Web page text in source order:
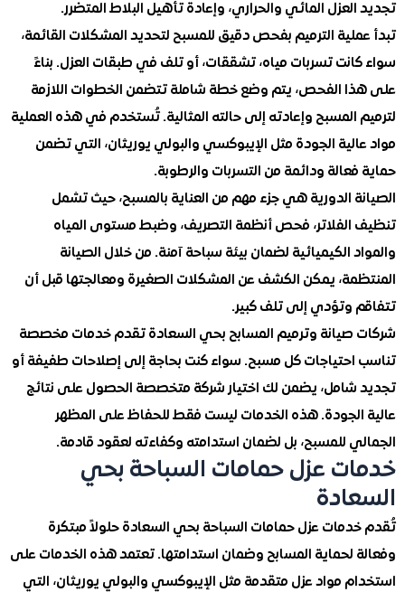
المائي والحراري، وإعادة تأهيل البلاط المتضرر.
الترميم بفحص دقيق للمسبح لتحديد المشكلات القائمة،
تسربات مياه، تشققات، أو تلف في طبقات العزل. بناءً
الفحص، يتم وضع خطة شاملة تتضمن الخطوات اللازمة
المسبح وإعادته إلى حالته المثالية. تُستخدم في هذه العملية
الجودة مثل الإيبوكسي والبولي يوريثان، التي تضمن
ودائمة من التسربات والرطوبة.
الدورية هي جزء مهم من العناية بالمسبح، حيث تشمل
فحص أنظمة التصريف، وضبط مستوى المياه
الكيميائية لضمان بيئة سباحة آمنة. من خلال الصيانة
يمكن الكشف عن المشكلات الصغيرة ومعالجتها قبل أن
وتؤدي إلى تلف كبير.
صيانة وترميم المسابح بحي السعادة تقدم خدمات مخصصة
كل مسبح. سواء كنت بحاجة إلى إصلاحات طفيفة أو
يضمن لك اختيار شركة متخصصة الحصول على نتائج
هذه الخدمات ليست فقط للحفاظ على المظهر
للمسبح، بل لضمان استدامته وكفاءته لعقود قادمة.
عزل حمامات السباحة بحي
عزل حمامات السباحة بحي السعادة حلولاً مبتكرة
لحماية المسابح وضمان استدامتها. تعتمد هذه الخدمات على
مواد عزل متقدمة مثل الإيبوكسي والبولي يوريثان، التي